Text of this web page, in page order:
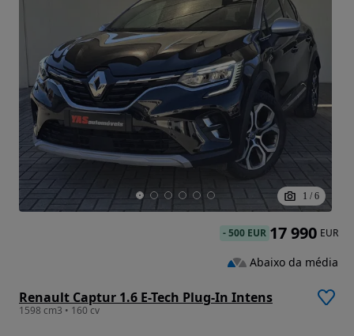
1 / 6
Renault Captur 1.6 E-Tech Plug-In Intens
1598 cm3 • 160 cv
-500 EUR 17 990 EUR
Abaixo da média